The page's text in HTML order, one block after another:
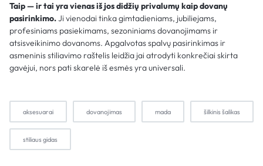
Taip — ir tai yra vienas iš jos didžių privalumų kaip dovanų
pasirinkimo.Ji vienodai tinka gimtadieniams, jubiliejams,
profesiniams pasiekimams, sezoniniams dovanojimams ir
atsisveikinimo dovanoms. Apgalvotas spalvų pasirinkimas ir
asmeninis stiliavimo raštelis leidžia jai atrodyti konkrečiai skirta
gavėjui, nors pati skarelė iš esmės yra universali.
aksesuarai dovanojimas mada šilkinis šalikas
stiliaus gidas